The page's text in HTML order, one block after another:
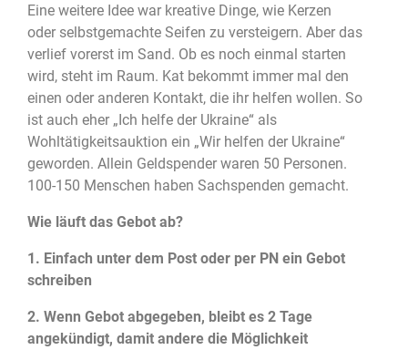
Eine weitere Idee war kreative Dinge, wie Kerzen
oder selbstgemachte Seifen zu versteigern. Aber das
verlief vorerst im Sand. Ob es noch einmal starten
wird, steht im Raum. Kat bekommt immer mal den
einen oder anderen Kontakt, die ihr helfen wollen. So
ist auch eher „Ich helfe der Ukraine“ als
Wohltätigkeitsauktion ein „Wir helfen der Ukraine“
geworden. Allein Geldspender waren 50 Personen.
100-150 Menschen haben Sachspenden gemacht.
Wie läuft das Gebot ab?
1. Einfach unter dem Post oder per PN ein Gebot
schreiben
2. Wenn Gebot abgegeben, bleibt es 2 Tage
angekündigt, damit andere die Möglichkeit